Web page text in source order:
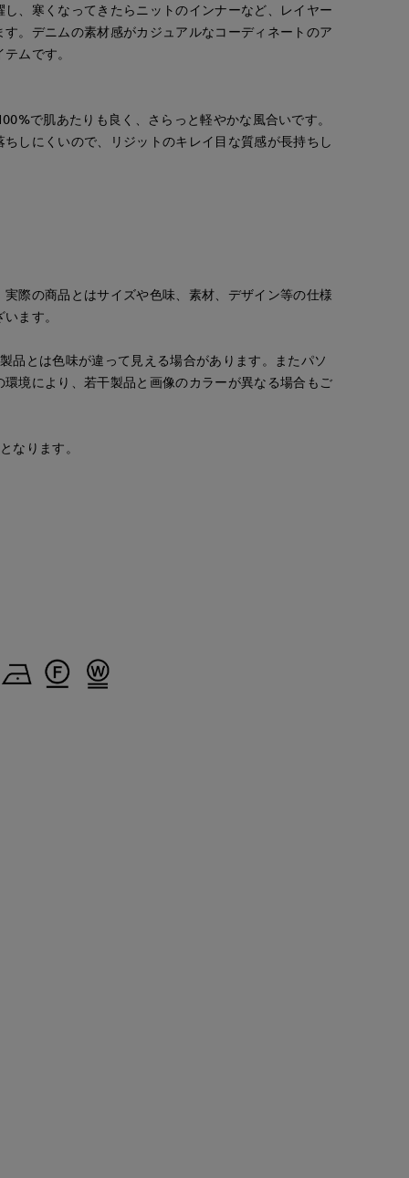
、寒くなってきたらニットのインナーなど、レイヤー
す。デニムの素材感がカジュアルなコーディネートのア
ムです。
で肌あたりも良く、さらっと軽やかな風合いです。
しにくいので、リジットのキレイ目な質感が長持ちし
際の商品とはサイズや色味、素材、デザイン等の仕様
ます。
品とは色味が違って見える場合があります。またパソ
環境により、若干製品と画像のカラーが異なる場合もご
なります。